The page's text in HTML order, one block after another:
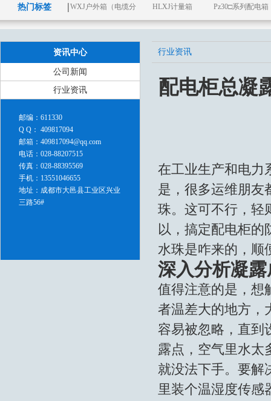
热门标签 WXJ户外箱（电缆分 HLXJ计量箱 Pz30□系列配电箱
资讯中心
公司新闻
行业资讯
邮编：611330
Q Q： 409817094
邮箱：409817094@qq.com
电话：028-88207515
传真：028-88395569
手机：13551046655
地址：成都市大邑县工业区兴业
三路56#
行业资讯
配电柜总凝
在工业生产和电力
是，很多运维朋友
珠。这可不行，轻
以，搞定配电柜的
水珠是咋来的，顺
深入分析凝
值得注意的是，想
者温差大的地方，
容易被忽略，直到
露点，空气里水太
就没法下手。要解
里装个温湿度传感